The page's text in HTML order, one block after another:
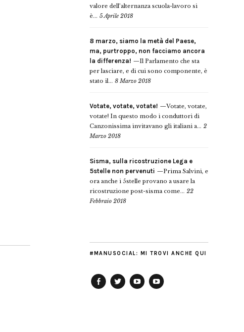
valore dell’alternanza scuola-lavoro si
è... 5 Aprile 2018
8 marzo, siamo la metà del Paese,
ma, purtroppo, non facciamo ancora
la differenza!
Il Parlamento che sta
per lasciare, e di cui sono componente, è
stato il... 8 Marzo 2018
Votate, votate, votate!
Votate, votate,
votate! In questo modo i conduttori di
Canzonissima invitavano gli italiani a... 2
Marzo 2018
Sisma, sulla ricostruzione Lega e
5stelle non pervenuti
Prima Salvini, e
ora anche i 5stelle provano a usare la
ricostruzione post-sisma come... 22
Febbraio 2018
#MANUSOCIAL: MI TROVI ANCHE QUI